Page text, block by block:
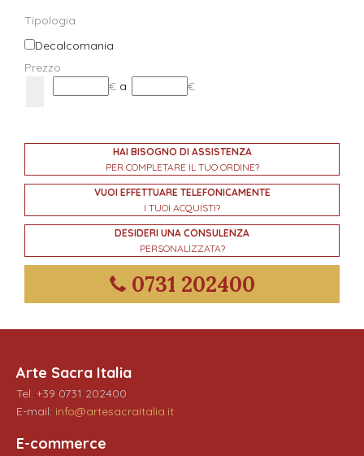
Tipologia
Decalcomania
Prezzo
€ a €
HAI BISOGNO DI ASSISTENZA
PER COMPLETARE IL TUO ORDINE?
VUOI EFFETTUARE TELEFONICAMENTE
I TUOI ACQUISTI?
DESIDERI UNA CONSULENZA
PERSONALIZZATA?
0731 202400
Arte Sacra Italia
Tel. +39 0731 202400
E-mail: info@artesacraitalia.it
E-commerce